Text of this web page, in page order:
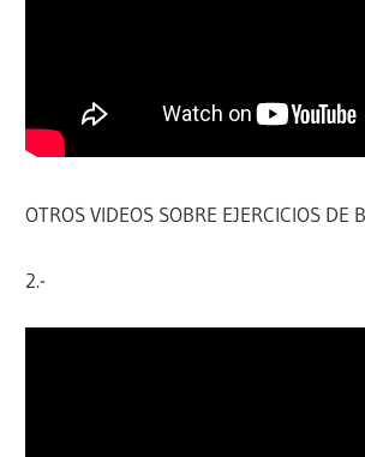
OTROS VIDEOS SOBRE EJERCICIOS DE
2.-